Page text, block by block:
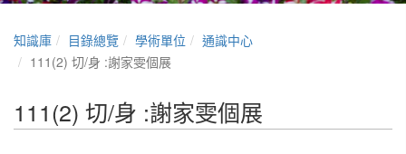
知識庫 目錄總覽 學術單位
通識中心
111(2) 切/身 :謝家雯個展
111(2) 切/身 :謝家雯個展